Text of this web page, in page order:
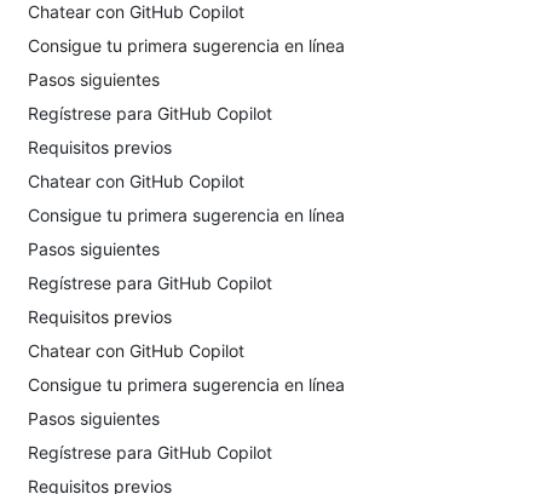
Chatear con GitHub Copilot
Consigue tu primera sugerencia en línea
Pasos siguientes
Regístrese para GitHub Copilot
Requisitos previos
Chatear con GitHub Copilot
Consigue tu primera sugerencia en línea
Pasos siguientes
Regístrese para GitHub Copilot
Requisitos previos
Chatear con GitHub Copilot
Consigue tu primera sugerencia en línea
Pasos siguientes
Regístrese para GitHub Copilot
Requisitos previos